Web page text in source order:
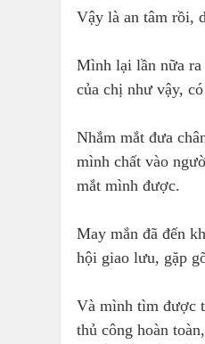
Vậy là an tâm rồi,
Mình lại lần nữa
của chị như vậy,
Nhắm mắt đưa
mình chất vào
mắt mình được.
May mắn đã đến
hội giao lưu, gặp
Và mình tìm được
thủ công hoàn